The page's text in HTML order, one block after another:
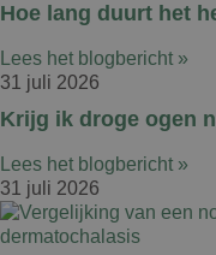
Hoe lang duurt het
Lees het blogbericht »
31 juli 2026
Krijg ik droge ogen
Lees het blogbericht »
31 juli 2026